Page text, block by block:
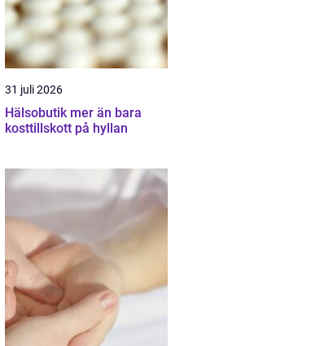
31 juli 2026
Hälsobutik mer än bara
kosttillskott på hyllan